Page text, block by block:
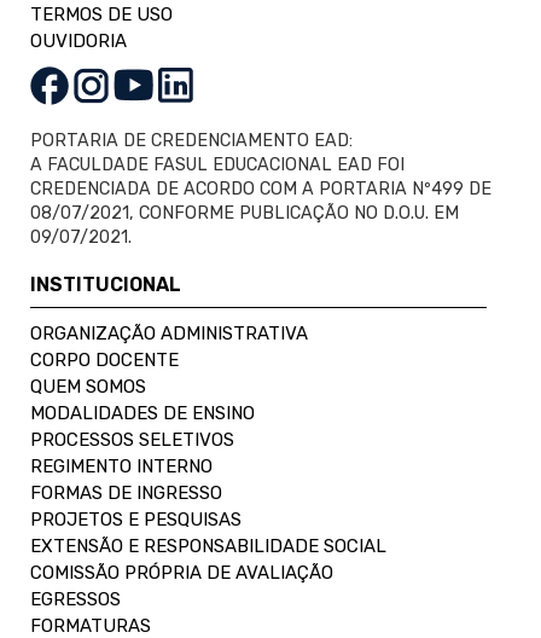
TERMOS DE USO
OUVIDORIA
PORTARIA DE CREDENCIAMENTO EAD:
A FACULDADE FASUL EDUCACIONAL EAD FOI
CREDENCIADA DE ACORDO COM A PORTARIA Nº499 DE
08/07/2021, CONFORME PUBLICAÇÃO NO D.O.U. EM
09/07/2021.
INSTITUCIONAL
ORGANIZAÇÃO ADMINISTRATIVA
CORPO DOCENTE
QUEM SOMOS
MODALIDADES DE ENSINO
PROCESSOS SELETIVOS
REGIMENTO INTERNO
FORMAS DE INGRESSO
PROJETOS E PESQUISAS
EXTENSÃO E RESPONSABILIDADE SOCIAL
COMISSÃO PRÓPRIA DE AVALIAÇÃO
EGRESSOS
FORMATURAS